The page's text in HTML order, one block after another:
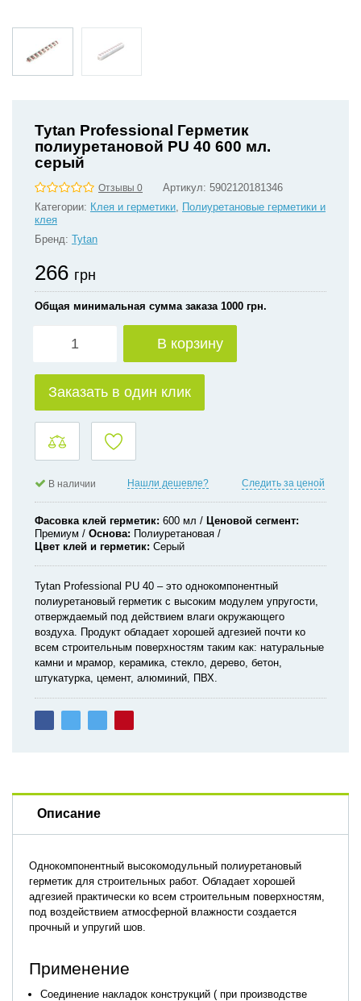
Tytan Professional Герметик
полиуретановой PU 40 600 мл.
серый
Отзывы 0 Артикул: 5902120181346
Категории: Клея и герметики, Полиуретановые герметики и
клея
Бренд: Tytan
266 грн
Общая минимальная сумма заказа 1000 грн.
В корзину
Заказать в один клик
В наличии Нашли дешевле? Следить за ценой
Фасовка клей герметик 600 мл
Ценовой сегмент
Премиум
Основа
Полиуретановая
Цвет клей и герметик Серый
Tytan Professional PU 40 – это однокомпонентный
полиуретановый герметик с высоким модулем упругости,
отверждаемый под действием влаги окружающего
воздуха. Продукт обладает хорошей адгезией почти ко
всем строительным поверхностям таким как: натуральные
камни и мрамор, керамика, стекло, дерево, бетон,
штукатурка, цемент, алюминий, ПВХ.
Описание
Однокомпонентный высокомодульный полиуретановый
герметик для строительных работ. Обладает хорошей
адгезией практически ко всем строительным поверхностям,
под воздействием атмосферной влажности создается
прочный и упругий шов.
Применение
Соединение накладок конструкций ( при производстве